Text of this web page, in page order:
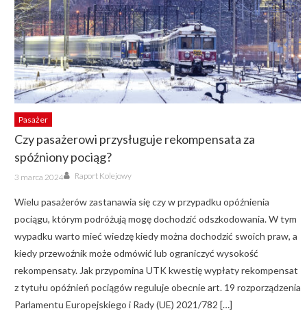
Pasażer
Czy pasażerowi przysługuje rekompensata za
spóźniony pociąg?
Posted
on
3 marca 2024 Author
Raport Kolejowy
Wielu pasażerów zastanawia się czy w przypadku opóźnienia
pociągu, którym podróżują mogę dochodzić odszkodowania. W tym
wypadku warto mieć wiedzę kiedy można dochodzić swoich praw, a
kiedy przewoźnik może odmówić lub ograniczyć wysokość
rekompensaty. Jak przypomina UTK kwestię wypłaty rekompensat
z tytułu opóźnień pociągów reguluje obecnie art. 19 rozporządzenia
Parlamentu Europejskiego i Rady (UE) 2021/782 […]